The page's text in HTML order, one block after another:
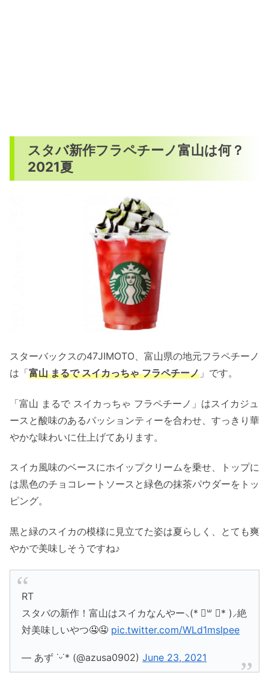
スタバ新作フラペチーノ富山は何？
2021夏
スターバックスの47JIMOTO、富山県の地元フラペチーノ
は「富山 まるで スイカっちゃ フラペチーノ 」です。
「富山 まるで スイカっちゃ フラペチーノ」はスイカジュ
ースと酸味のあるパッションティーを合わせ、すっきり華
やかな味わいに仕上げてあります。
スイカ風味のベースにホイップクリームを乗せ、トップに
は黒色のチョコレートソースと緑色の抹茶パウダーをトッ
ピング。
黒と緑のスイカの模様に見立てた姿は夏らしく、とても爽
やかで美味しそうですね♪
RT
スタバの新作！富山はスイカなんやー⸜(* ॑꒳ ॑* )⸝絶
対美味しいやつ🤤🤤 pic.twitter.com/WLd1msIpee
— あず ˙ᵕ˙* (@azusa0902)June 23, 2021